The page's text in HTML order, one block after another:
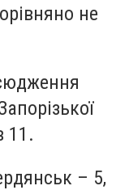
не
11.
– 5,